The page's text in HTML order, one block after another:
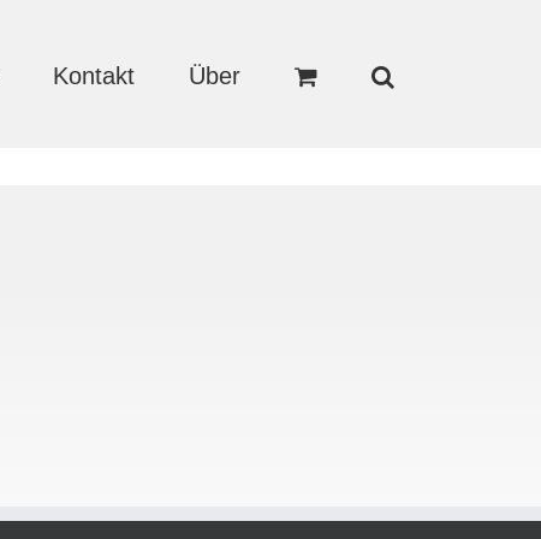
Kontakt Über